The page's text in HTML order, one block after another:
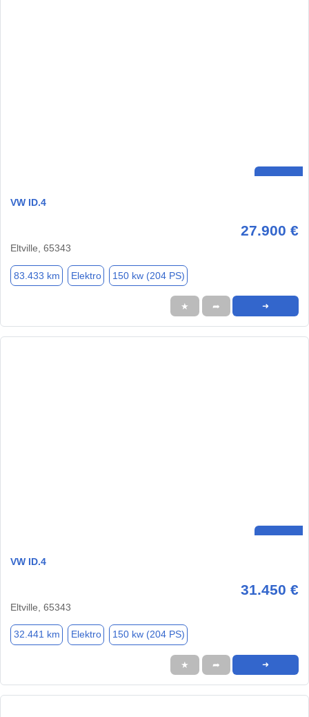
VW ID.4
27.900 €
Eltville, 65343
83.433 km Elektro 150 kw (204 PS)
★ ➦ ➜
VW ID.4
31.450 €
Eltville, 65343
32.441 km Elektro 150 kw (204 PS)
★ ➦ ➜